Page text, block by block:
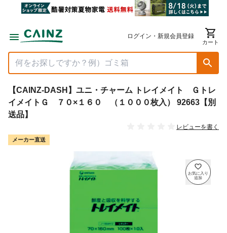
ログイン・新規会員登録
カート
【CAINZ-DASH】ユニ・チャーム トレイメイト Ｇトレ
イメイトＧ ７０×１６０ （１０００枚入） 92663【別
送品】
レビューを書く
メーカー直送